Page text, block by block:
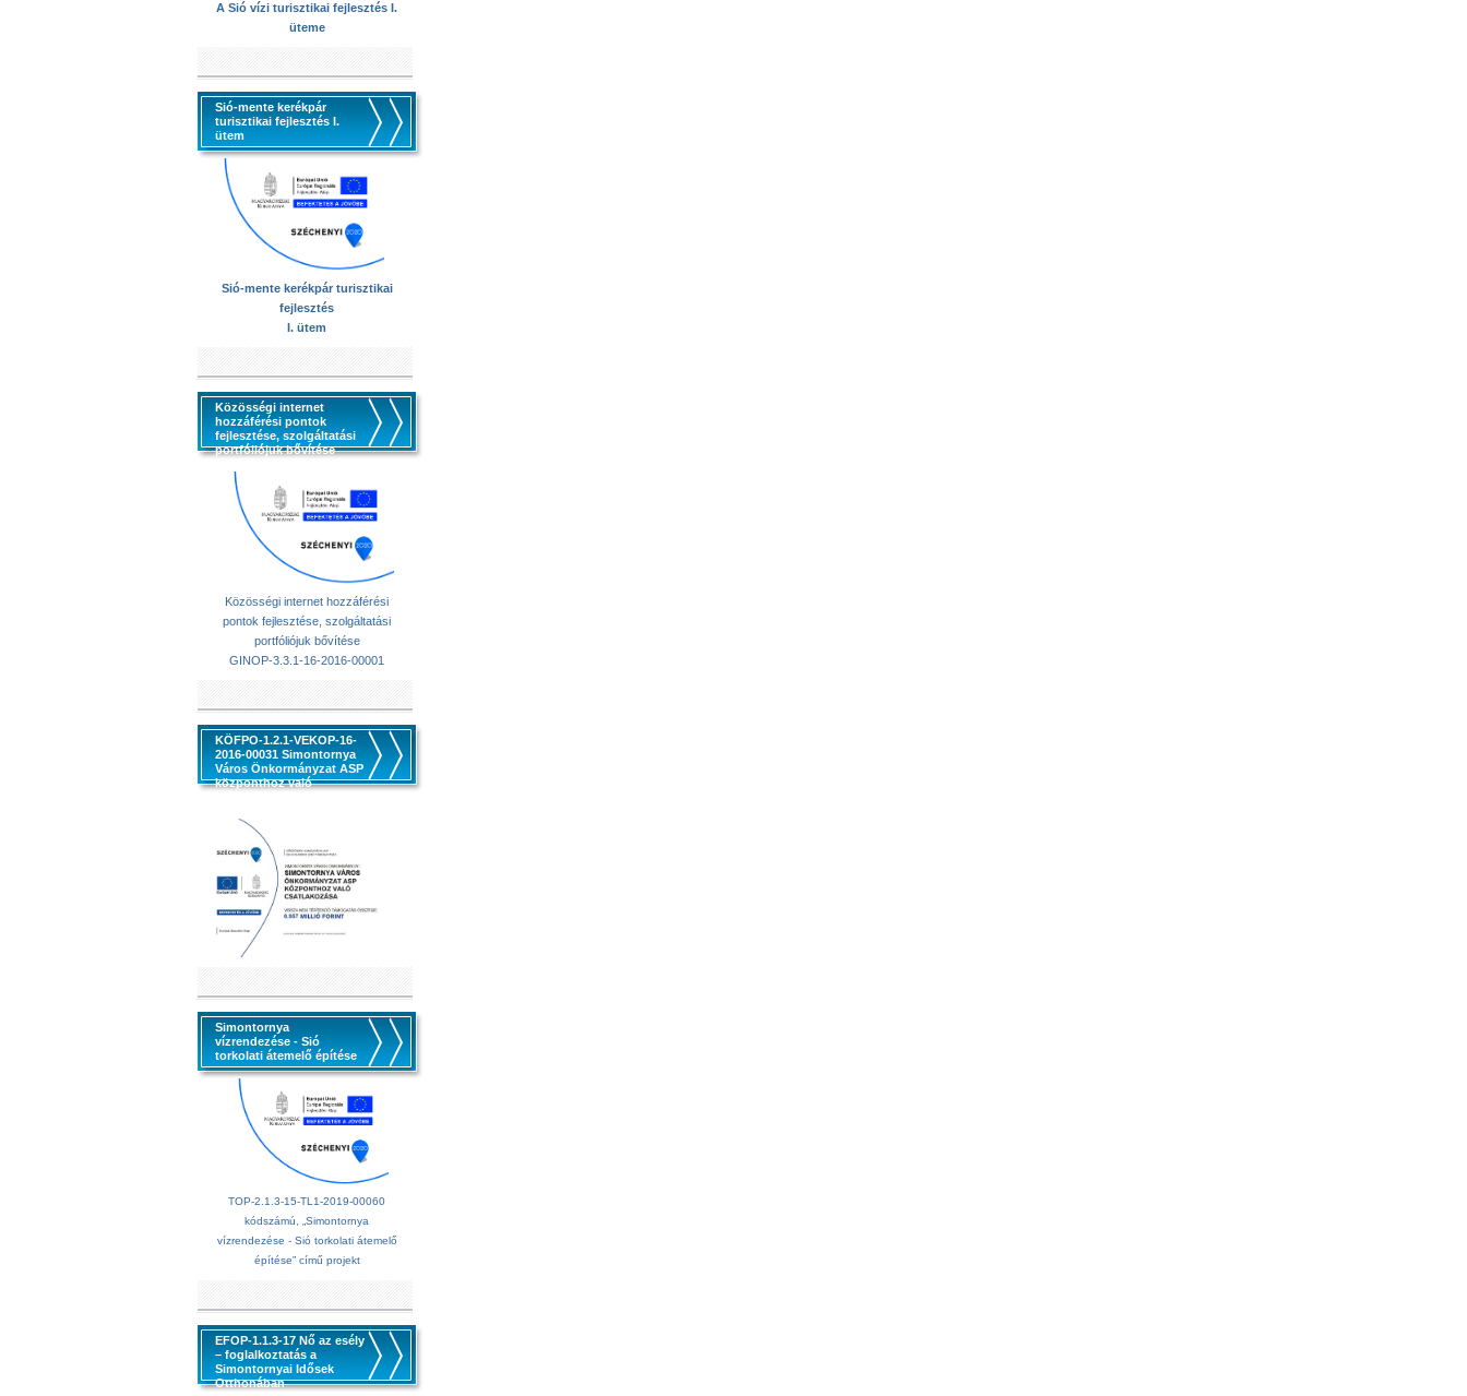
A Sió vízi turisztikai fejlesztés I.
üteme
Sió-mente kerékpár
turisztikai fejlesztés I.
ütem
Sió-mente kerékpár turisztikai
fejlesztés
I. ütem
Közösségi internet
hozzáférési pontok
fejlesztése, szolgáltatási
portfóliójuk bővítése
Közösségi internet hozzáférési
pontok fejlesztése, szolgáltatási
portfóliójuk bővítése
GINOP-3.3.1-16-2016-00001
KÖFPO-1.2.1-VEKOP-16-
2016-00031 Simontornya
Város Önkormányzat ASP
központhoz való
Simontornya
vízrendezése - Sió
torkolati átemelő építése
TOP-2.1.3-15-TL1-2019-00060
kódszámú, „Simontornya
vízrendezése - Sió torkolati átemelő
építése” című projekt
EFOP-1.1.3-17 Nő az esély
– foglalkoztatás a
Simontornyai Idősek
Otthonában